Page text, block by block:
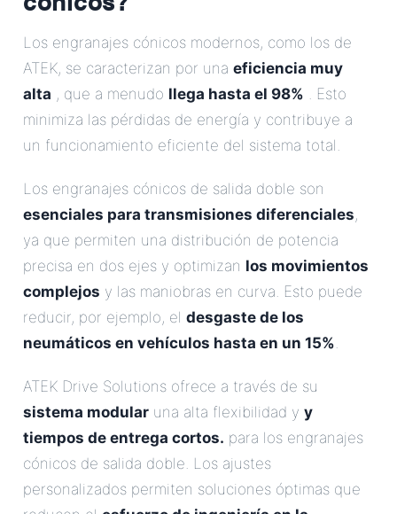
Los engranajes cónicos modernos, como los de
ATEK, se caracterizan por una eficiencia muy
alta , que a menudo llega hasta el 98% . Esto
minimiza las pérdidas de energía y contribuye a
un funcionamiento eficiente del sistema total.
Los engranajes cónicos de salida doble son
esenciales para transmisiones diferenciales,
ya que permiten una distribución de potencia
precisa en dos ejes y optimizan los movimientos
complejos y las maniobras en curva. Esto puede
reducir, por ejemplo, el desgaste de los
neumáticos en vehículos hasta en un 15%.
ATEK Drive Solutions ofrece a través de su
sistema modular una alta flexibilidad y y
tiempos de entrega cortos. para los engranajes
cónicos de salida doble. Los ajustes
personalizados permiten soluciones óptimas que